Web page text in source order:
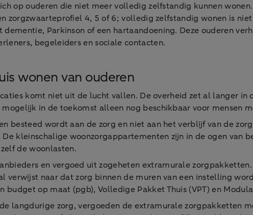
op ouderen die niet meer volledig zelfstandig kunnen
zorgzwaarteprofiel 4, 5 of 6; volledig zelfstandig wonen is
Parkinson of een hartaandoening. Deze ouderen
begeleiders en sociale contacten.
wonen van ouderen
komt niet uit de lucht vallen. De overheid zet al langer
in de toekomst alleen nog beschikbaar voor mensen
besteed wordt aan de zorg en niet aan het verblijf van de
De kleinschalige woonzorgappartementen zijn in de ogen van
de woonlasten.
en vergoed uit zogeheten extramurale
verwijst naar dat zorg binnen de muren van een instelling
op maat (pgb), Volledige Pakket Thuis (VPT) en
langdurige zorg, vergoeden de extramurale zorgpakketten